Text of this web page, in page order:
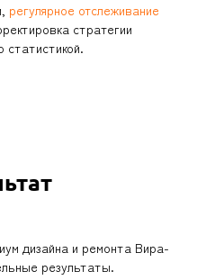
регулярное отслеживание
стратегии
статистикой.
дизайна и ремонта Вира-
результаты.